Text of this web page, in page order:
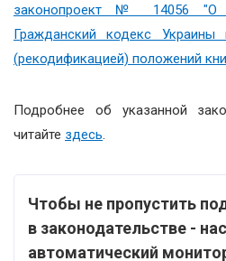
законопроект № 14056 "О
Гражданский кодекс
(рекодификацией) положений
Подробнее об указанной
читайте здесь.
Чтобы не пропустить
в законодательстве -
автоматический